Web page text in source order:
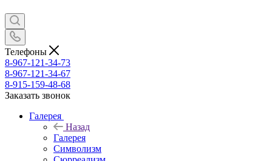
Телефоны
8-967-121-34-73
8-967-121-34-67
8-915-159-48-68
Заказать звонок
Галерея
Назад
Галерея
Символизм